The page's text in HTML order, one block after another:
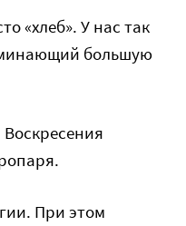
«хлеб». У нас так
большую
При этом